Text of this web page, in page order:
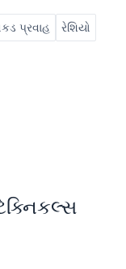
પ્રવાહ રેશિયો